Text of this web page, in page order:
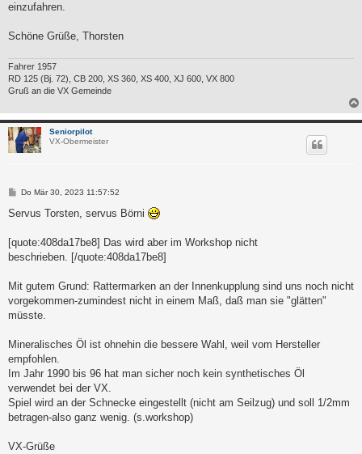
einzufahren.
Schöne Grüße, Thorsten
Fahrer 1957
RD 125 (Bj. 72), CB 200, XS 360, XS 400, XJ 600, VX 800
Gruß an die VX Gemeinde
Seniorpilot
VX-Obermeister
B
i
a
Do Mär 30, 2023 11:57:52
Servus Torsten, servus Börni
[quote:408da17be8] Das wird aber im Workshop nicht
beschrieben. [/quote:408da17be8]
Mit gutem Grund: Rattermarken an der Innenkupplung sind uns noch nicht
vorgekommen-zumindest nicht in einem Maß, daß man sie "glätten"
müsste.
Mineralisches Öl ist ohnehin die bessere Wahl, weil vom Hersteller
empfohlen.
Im Jahr 1990 bis 96 hat man sicher noch kein synthetisches Öl
verwendet bei der VX.
Spiel wird an der Schnecke eingestellt (nicht am Seilzug) und soll 1/2mm
betragen-also ganz wenig. (s.workshop)
VX-Grüße